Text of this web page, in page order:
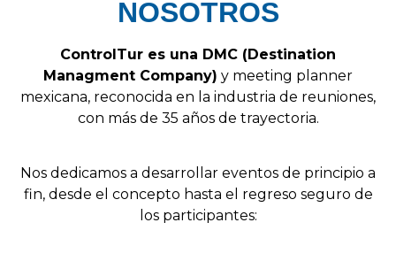
NOSOTROS
ControlTur es una DMC (Destination
Managment Company) y meeting planner
mexicana, reconocida en la industria de reuniones,
con más de 35 años de trayectoria.
Nos dedicamos a desarrollar eventos de principio a
fin, desde el concepto hasta el regreso seguro de
los participantes: